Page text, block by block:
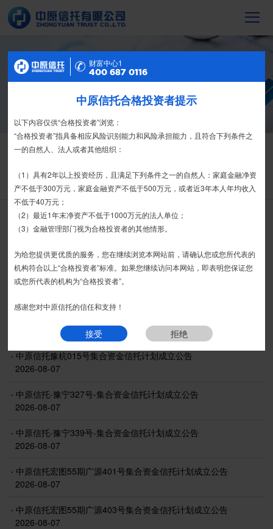
信托产品
截至2023年末，中原信托累计管理信托财
产16088亿元，按时足额交付到期信托财
信托产品
信息披露
精英理财俱乐部
家族信托 财富网点 客户反馈 征信异议申请
信息披露
2026-08-07
· 中原信托豫杭015号集合资金信托计划成立公告
2026-08-07
· 中原信托-豫宁327号-集合资金信托计划成立公告
2026-08-07
· 中原信托-豫宁339号-集合资金信托计划成立公告
2026-08-07
· 中原信托宏图55期广源401号集合资金信托计划成立公告
2026-08-07
· 中原信托宏图55期广源403号集合资金信托计划成立公告
2026-08-07
财富中心2
400 687 0116
特别提示
尊敬的投资者：
合格投资者认证、风险测评、录音录像及电子合同签署应由投资者本人
亲自操作完成，不得由他人代办。
我司信托产品账户均以我司名义开立，所有认购信托产品的资金应根据
信托合同约定转入我司信托产品的银行专用账户。投资者认购我司信托产品
时，请注意不要向任何非我司账户转账、支付现金。
如有疑问，请联系您的专属客户经理或咨询我司客服电话400-
接受 拒绝
财富中心1
400 687 0116
中原信托合格投资者提示
以下内容仅供“合格投资者”浏览：
“合格投资者”指具备相应风险识别能力和风险承担能力，且符合下列条件之
一的自然人、法人或者其他组织：
（1）具有2年以上投资经历，且满足下列条件之一的自然人：家庭金融净资
产不低于300万元，家庭金融资产不低于500万元，或者近3年本人年均收入
不低于40万元；
（2）最近1年末净资产不低于1000万元的法人单位；
（3）金融管理部门视为合格投资者的其他情形。
为给您提供更优质的服务，您在继续浏览本网站前，请确认您或您所代表的
机构符合以上“合格投资者”标准。如果您继续访问本网站，即表明您保证您
或您所代表的机构为“合格投资者”。
感谢您对中原信托的信任和支持！
接受 拒绝